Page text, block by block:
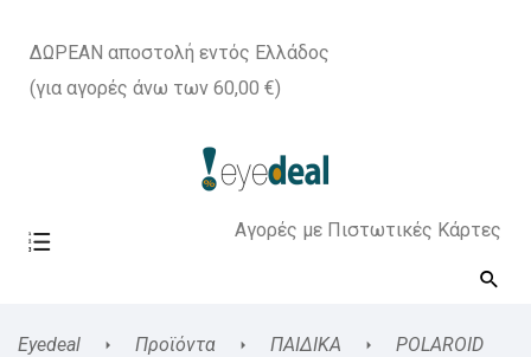
ΔΩΡΕΑΝ αποστολή εντός Ελλάδος
(για αγορές άνω των 60,00 €)
Αγορές με Πιστωτικές Κάρτες
Eyedeal Προϊόντα ΠΑΙΔΙΚΑ
POLAROID